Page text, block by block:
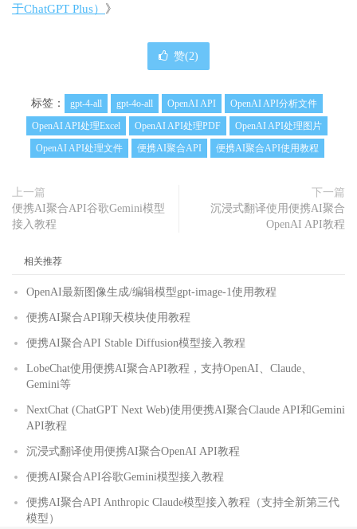
于ChatGPT Plus） 》
赞(2)
标签： gpt-4-all gpt-4o-all OpenAI API
OpenAI API分析文件
OpenAI API处理Excel
OpenAI API处理PDF
OpenAI API处理图片
OpenAI API处理文件
便携AI聚合API 便携AI聚合API使用教程
上一篇
便携AI聚合API谷歌Gemini模型
接入教程
下一篇
沉浸式翻译使用便携AI聚合
OpenAI API教程
相关推荐
OpenAI最新图像生成/编辑模型gpt-image-1使用教程
便携AI聚合API聊天模块使用教程
便携AI聚合API Stable Diffusion模型接入教程
LobeChat使用便携AI聚合API教程，支持OpenAI、Claude、
Gemini等
NextChat (ChatGPT Next Web)使用便携AI聚合Claude API和Gemini
API教程
沉浸式翻译使用便携AI聚合OpenAI API教程
便携AI聚合API谷歌Gemini模型接入教程
便携AI聚合API Anthropic Claude模型接入教程（支持全新第三代
模型）